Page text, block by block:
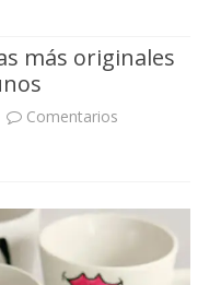
más originales
Comentarios